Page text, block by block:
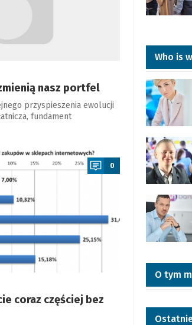
nasz portfel
przyspieszenia ewolucji
fundament
0
coraz częściej bez
Who is
O tym